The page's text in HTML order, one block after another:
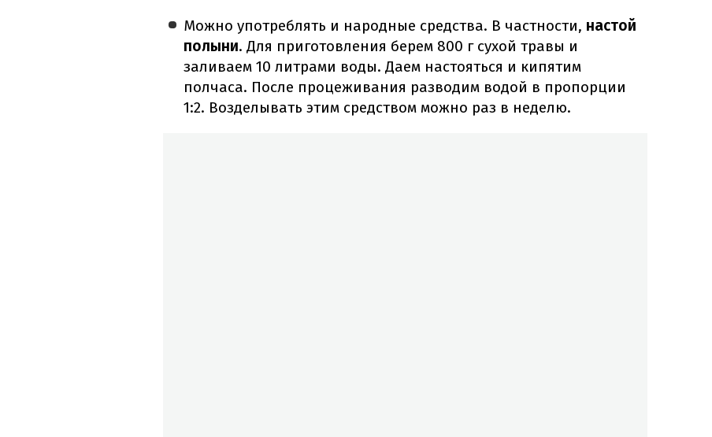
Можно употреблять и народные средства. В частности, настой
полыни. Для приготовления берем 800 г сухой травы и
заливаем 10 литрами воды. Даем настояться и кипятим
полчаса. После процеживания разводим водой в пропорции
1:2. Возделывать этим средством можно раз в неделю.